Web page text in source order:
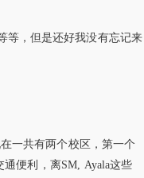
等，但是还好我没有忘记来
一共有两个校区，第一个
便利，离SM, Ayala这些